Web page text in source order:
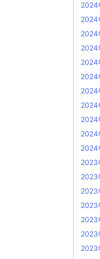
2024
2024
2024
2024
2024
2024
2024
2024
2024
2024
2024
2023
2023
2023
2023
2023
2023
2023